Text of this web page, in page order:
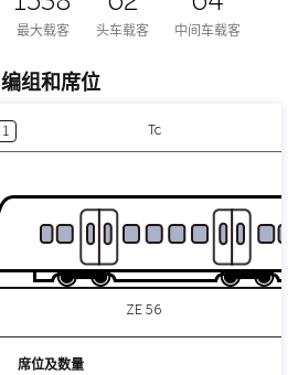
最大载客 头车载客 中间车载客
编组和席位
1 Tc
ZE 56
席位及数量